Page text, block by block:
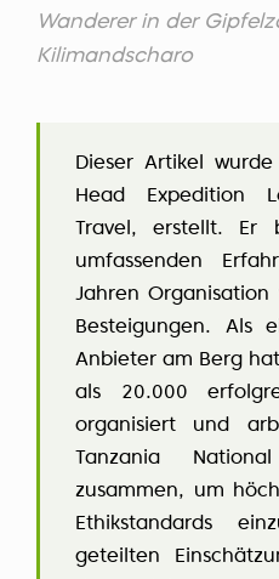
Wanderer in der
Kilimandscharo
Dieser Artikel
Head Expedition
Travel, erstellt. Er
umfassenden
Jahren Organisation
Besteigungen. Als
Anbieter am Berg
als 20.000
organisiert und
Tanzania
zusammen, um
Ethikstandards
geteilten